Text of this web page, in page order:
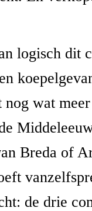
logisch dit
wat
Breda of
de drie